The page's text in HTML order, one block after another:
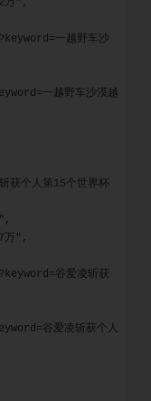
万",
一越野车沙
一越野车沙漠越
万",
谷爱凌斩获
谷爱凌斩获个人